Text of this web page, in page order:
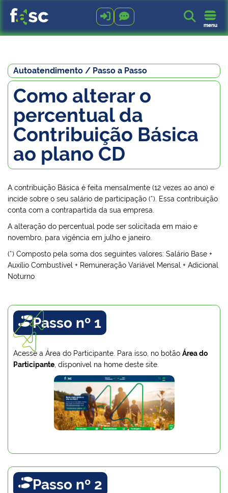
  
menu
Autoatendimento / Passo a Passo
Como alterar o
percentual da
Contribuição Básica
ao plano CD
A contribuição Básica é feita mensalmente (12 vezes ao ano) e
incide sobre o seu salário de participação (*). Essa contribuição
conta com a contrapartida da sua empresa.
A alteração do percentual pode ser solicitada em maio e
novembro, para vigência em julho e janeiro.
(*) Composto pela soma dos seguintes valores: Salário Base +
Auxílio Combustível + Remuneração Variável Mensal + Adicional
Noturno
Passo nº 1
Acesse a Área do Participante. Para isso, no botão Área do
Participante , disponível na home deste site.
Passo nº 2